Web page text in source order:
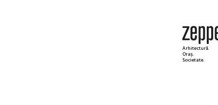
Arhitectură.
Oraș.
Societate.